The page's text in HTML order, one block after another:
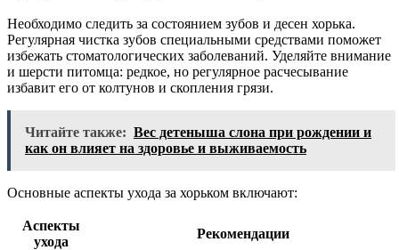
Необходимо следить за состоянием зубов и десен хорька.
Регулярная чистка зубов специальными средствами поможет
избежать стоматологических заболеваний. Уделяйте внимание
и шерсти питомца: редкое, но регулярное расчесывание
избавит его от колтунов и скопления грязи.
Читайте также: Вес детеныша слона при рождении и
как он влияет на здоровье и выживаемость
Основные аспекты ухода за хорьком включают:
Аспекты
ухода
Рекомендации